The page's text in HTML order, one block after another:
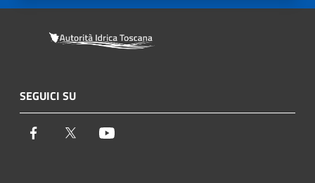
SEGUICI SU
Facebook Twitter